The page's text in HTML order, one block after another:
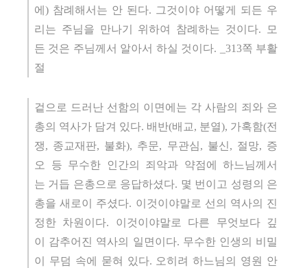
에) 참례해서는 안 된다. 그것이야 어떻게 되든 우
리는 주님을 만나기 위하여 참례하는 것이다. 모
든 것은 주님께서 알아서 하실 것이다. _313쪽 부활
절
겉으로 드러난 선함의 이면에는 각 사람의 죄와 은
총의 역사가 담겨 있다. 배반(배교, 분열), 가혹함(전
쟁, 종교재판, 불화), 추문, 무관심, 불신, 절망, 증
오 등 무수한 인간의 죄악과 약점에 하느님께서
는 거듭 은총으로 응답하셨다. 몇 번이고 성령의 은
총을 새로이 주셨다. 이것이야말로 선의 역사의 진
정한 차원이다. 이것이야말로 다른 무엇보다 깊
이 감추어진 역사의 일면이다. 무수한 인생의 비밀
이 무덤 속에 묻혀 있다. 오히려 하느님의 영원 안